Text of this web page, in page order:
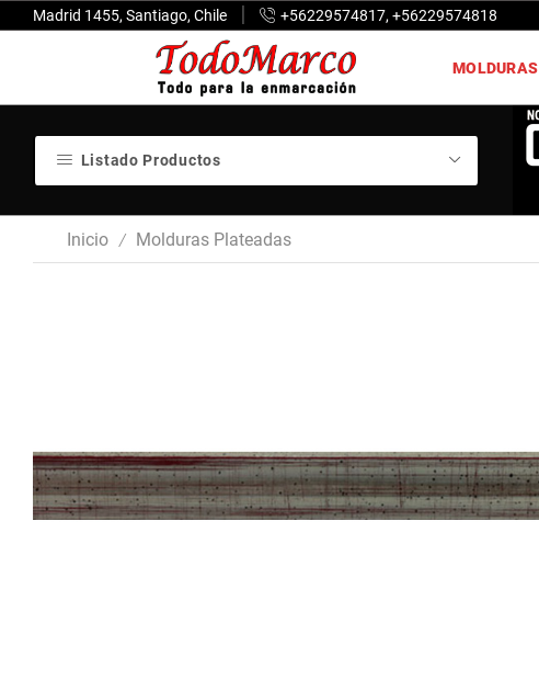
Madrid 1455, Santiago, Chile +56229574817, +56229574818
MOLDURAS
Listado Productos
Inicio / Molduras Plateadas